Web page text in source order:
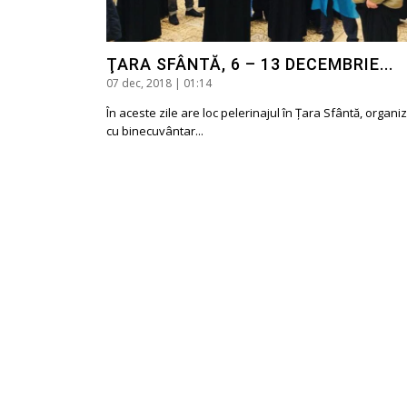
ŢARA SFÂNTĂ, 6 – 13 DECEMBRIE...
07 dec, 2018 | 01:14
În aceste zile are loc pelerinajul în Ţara Sfântă,
cu binecuvântar...